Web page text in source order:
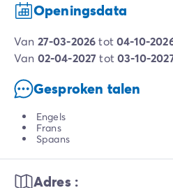
Openingsdata
van 27-03-2026tot04-10-
van 02-04-2027tot03-10-
Gesproken talen
Engels
Frans
Spaans
Adres :